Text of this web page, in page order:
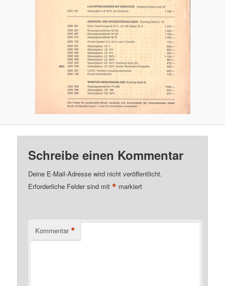
Schreibe einen Kommentar
Deine E-Mail-Adresse wird nicht veröffentlicht.
Erforderliche Felder sind mit* markiert
Kommentar *